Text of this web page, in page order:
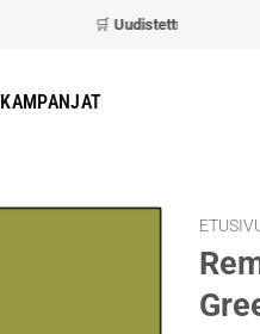
Uudistettu kassa
KAMPANJAT